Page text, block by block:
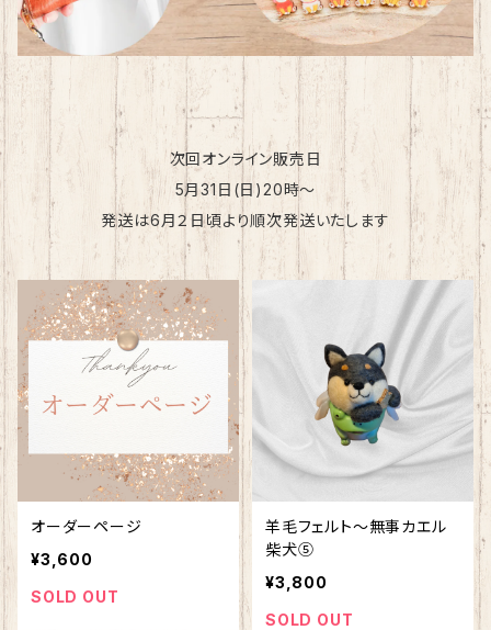
次回オンライン販売日
5月31日(日)20時～
発送は6月２日頃より順次発送いたします
オーダーページ
¥3,600
SOLD OUT
羊毛フェルト～無事カエル
柴犬⑤
¥3,800
SOLD OUT